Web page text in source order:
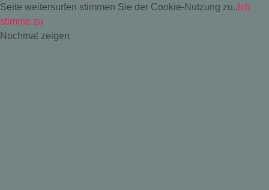
Seite weitersurfen stimmen Sie der Cookie-Nutzung zu.. Ich
stimme zu
Nochmal zeigen